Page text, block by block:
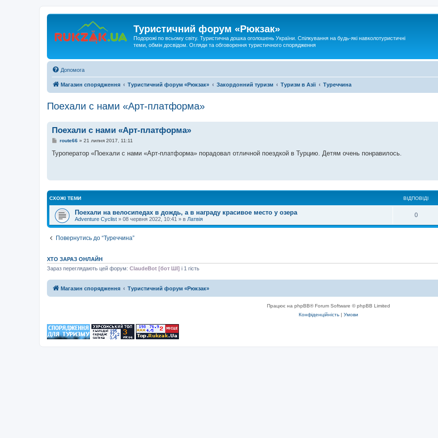
Туристичний форум «Рюкзак»
Подорожі по всьому світу. Туристична дошка оголошень України. Спілкування на будь-які навколотуристичні
теми, обмін досвідом. Огляди та обговорення туристичного спорядження
Допомога
Магазин спорядження Туристичний форум «Рюкзак» Закордонний туризм Туризм в Азії Туреччина
Поехали с нами «Арт-платформа»
Поехали с нами «Арт-платформа»
П
в
л
н
н
я
route66» 21 липня 2017, 11:11
Туроператор «Поехали с нами «Арт-платформа» порадовал отличной поездкой в Турцию. Детям очень понравилось.
СХОЖІ ТЕМИ ВІДПОВІДІ
Поехали на велосипедах в дождь, а в награду красивое место у озера
Adventure Cyclist » 08 червня 2022, 10:41 » в Латвія
0
Повернутись до “Туреччина”
ХТО ЗАРАЗ ОНЛАЙН
Зараз переглядають цей форум: ClaudeBot [бот ШІ] і 1 гість
Магазин спорядження Туристичний форум «Рюкзак»
Працює на phpBB® Forum Software © phpBB Limited
Конфіденційність | Умови